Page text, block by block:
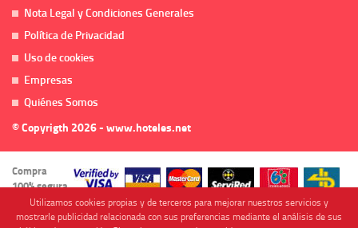
Nota Legal y Condiciones Generales
Política de Privacidad
Uso de cookies
Empresas
Quiénes Somos
© Copyrigth 2026 - www.hoteles.net
Compra
100% segura
Utilizamos cookies propias y de terceros para mejorar nuestros servicios y
mostrarle publicidad relacionada con sus preferencias mediante el análisis de sus